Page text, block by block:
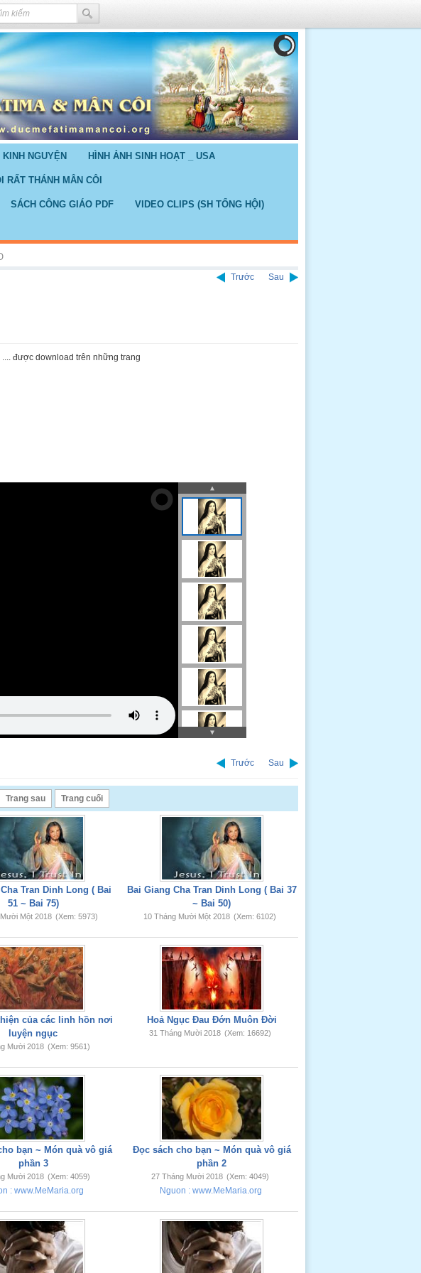
KINH NGUYỆN HÌNH ẢNH SINH HOẠT _ USA
RẤT THÁNH MÂN CÔI
SÁCH CÔNG GIÁO PDF VIDEO CLIPS (SH TỔNG HỘI)
Trước Sau
được download trên những trang
Trước Sau
Trang sau Trang cuối
Tran Dinh Long ( Bai
51 ~ Bai 75)
Một 2018 (Xem: 5973)
Bai Giang Cha Tran Dinh Long ( Bai 37
~ Bai 50)
10 Tháng Mười Một 2018 (Xem: 6102)
của các linh hồn nơi
luyện ngục
Mười 2018 (Xem: 9561)
Hoả Ngục Đau Đớn Muôn Đời
31 Tháng Mười 2018 (Xem: 16692)
bạn ~ Món quà vô giá
phần 3
Mười 2018 (Xem: 4059)
: www.MeMaria.org
Đọc sách cho bạn ~ Món quà vô giá
phần 2
27 Tháng Mười 2018 (Xem: 4049)
Nguon : www.MeMaria.org